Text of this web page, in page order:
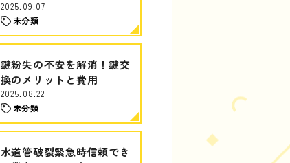
2025.09.07
未分類
鍵紛失の不安を解消！鍵交
換のメリットと費用
2025.08.22
未分類
水道管破裂緊急時信頼でき